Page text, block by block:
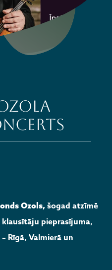
Ozols, šogad atzīmē
pieprasījuma,
Rīgā, Valmierā un